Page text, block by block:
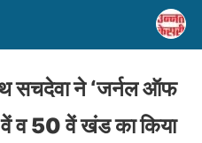
सचदेवा ने ‘जर्नल ऑफ
व 50 वें खंड का किया